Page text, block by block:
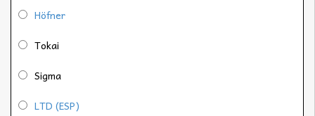
Höfner
Tokai
Sigma
LTD (ESP)